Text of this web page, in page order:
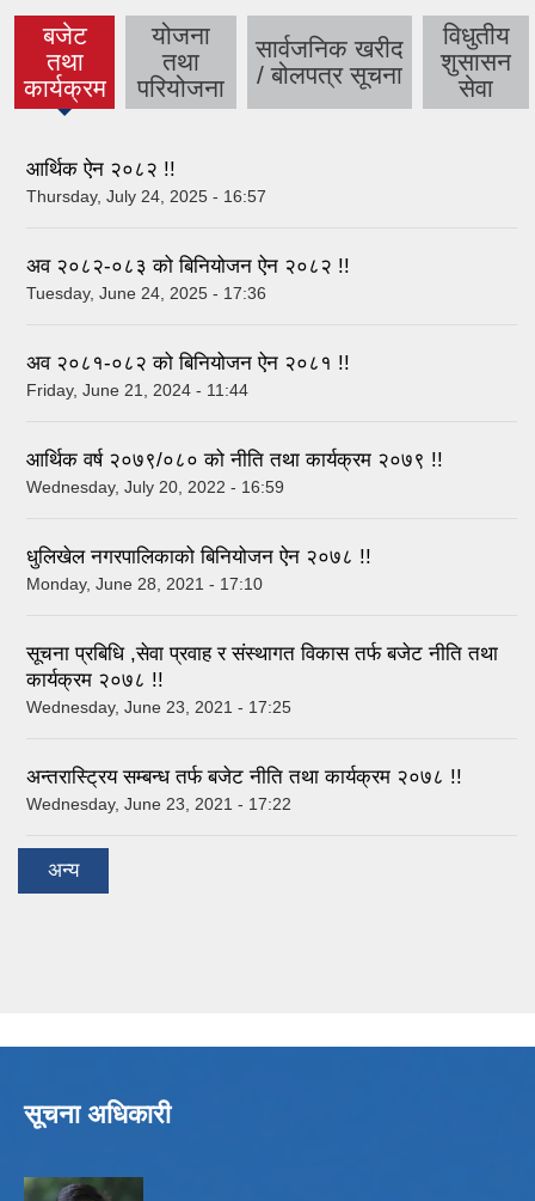
बजेट
तथा
कार्यक्रम
(active
tab)
योजना
तथा
परियोजना
सार्वजनिक खरीद
/ बोलपत्र सूचना
विधुतीय
शुसासन
सेवा
आर्थिक ऐन २०८२ !!
Thursday, July 24, 2025 - 16:57
अव २०८२-०८३ को बिनियोजन ऐन २०८२ !!
Tuesday, June 24, 2025 - 17:36
अव २०८१-०८२ को बिनियोजन ऐन २०८१ !!
Friday, June 21, 2024 - 11:44
आर्थिक वर्ष २०७९/०८० को नीति तथा कार्यक्रम २०७९ !!
Wednesday, July 20, 2022 - 16:59
धुलिखेल नगरपालिकाको बिनियोजन ऐन २०७८ !!
Monday, June 28, 2021 - 17:10
सूचना प्रबिधि ,सेवा प्रवाह र संस्थागत विकास तर्फ बजेट नीति तथा
कार्यक्रम २०७८ !!
Wednesday, June 23, 2021 - 17:25
अन्तरास्ट्रिय सम्बन्ध तर्फ बजेट नीति तथा कार्यक्रम २०७८ !!
Wednesday, June 23, 2021 - 17:22
अन्य
सूचना अधिकारी